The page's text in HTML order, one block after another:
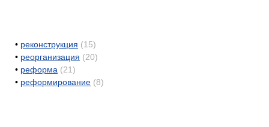
• реконструкция (15)
• реорганизация (20)
• реформа (21)
• реформирование (8)